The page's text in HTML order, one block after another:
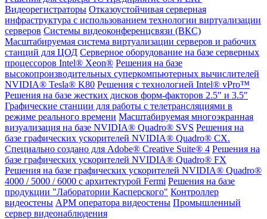
Видеорегистраторы Отказоустойчивая серверная
инфраструктура с использованием технологии виртуализации
серверов Системы видеоконференцсвязи (ВКС)
Масштабируемая система виртуализации серверов и рабочих
станций для ЦОД Серверное оборудование на базе серверных
процессоров Intel® Xeon® Решения на базе
высокопроизводительных суперкомпьютерных вычислителей
NVIDIA® Tesla® K80 Решения с технологией Intel® vPro™
Решения на базе жестких дисков форм-факторов 2.5" и 3.5"
Графические станции для работы с телетрансляциями в
режиме реального времени Масштабируемая многоэкранная
визуализация на базе NVIDIA® Quadro® SVS Решения на
базе графических ускорителей NVIDIA® Quadro® CX.
Специально создано для Adobe® Creative Suite® 4 Решения на
базе графических ускорителей NVIDIA® Quadro® FX
Решения на базе графических ускорителей NVIDIA® Quadro®
4000 / 5000 / 6000 с архитектурой Fermi Решения на базе
продукции "Лаборатории Касперского" Контроллер
видеостены АРМ оператора видеостены Промышленный
сервер видеонаблюдения